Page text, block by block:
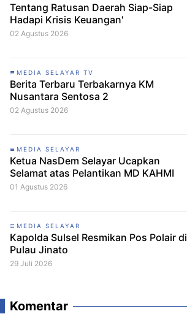
Tentang Ratusan Daerah Siap-Siap
Hadapi Krisis Keuangan'
02 Agustus 2026
MEDIA SELAYAR TV
Berita Terbaru Terbakarnya KM
Nusantara Sentosa 2
02 Agustus 2026
MEDIA SELAYAR
Ketua NasDem Selayar Ucapkan
Selamat atas Pelantikan MD KAHMI
01 Agustus 2026
MEDIA SELAYAR
Kapolda Sulsel Resmikan Pos Polair di
Pulau Jinato
29 Juli 2026
Komentar